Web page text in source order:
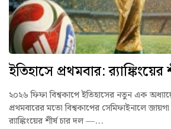
ইতিহাসে প্রথমবার: র‍্যাঙ্কিংয়ের
২০২৬ ফিফা বিশ্বকাপে ইতিহাসের নতুন এক
প্রথমবারের মতো বিশ্বকাপের সেমিফাইনালে
র‍্যাঙ্কিংয়ের শীর্ষ চার দল —...